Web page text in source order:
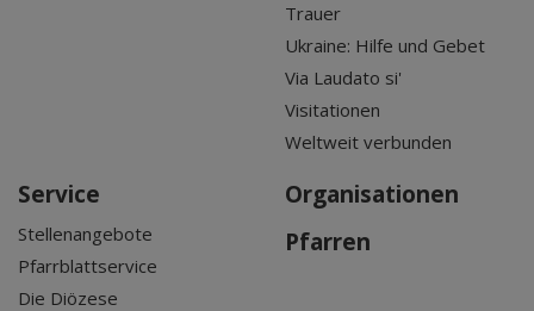
Trauer
Ukraine: Hilfe und Gebet
Via Laudato si'
Visitationen
Weltweit verbunden
Service
Stellenangebote
Pfarrblattservice
Die Diözese
Organisationen
Pfarren